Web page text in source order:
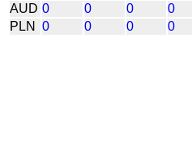
AUD 0 0 0
0
PLN
0 0 0 0